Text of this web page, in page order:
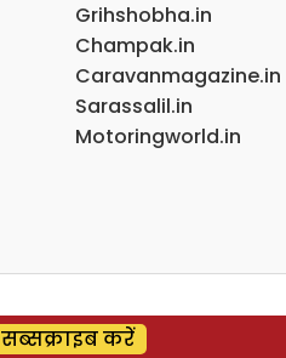
Grihshobha.in
Champak.in
Caravanmagazine.in
Sarassalil.in
Motoringworld.in
सब्सक्राइब करें